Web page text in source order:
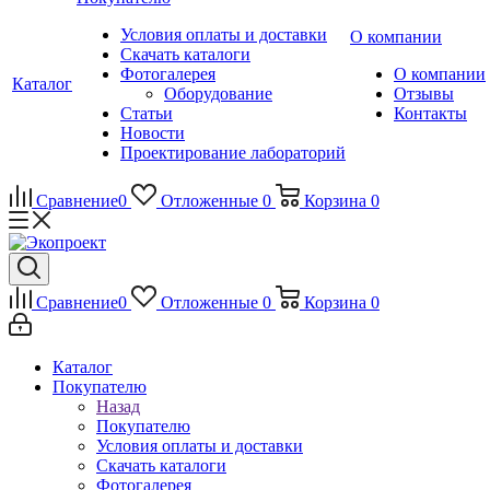
Каталог
Условия оплаты и доставки
Скачать каталоги
Фотогалерея
Оборудование
Статьи
Новости
Проектирование лабораторий
О компании
О компании
Отзывы
Контакты
Сравнение0 Отложенные 0 Корзина 0
Сравнение0 Отложенные 0 Корзина 0
Каталог
Покупателю
Назад
Покупателю
Условия оплаты и доставки
Скачать каталоги
Фотогалерея